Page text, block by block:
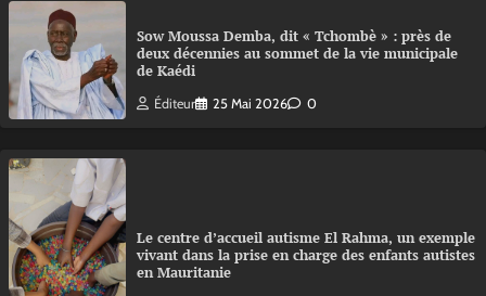
Sow Moussa Demba, dit « Tchombè » : près de
deux décennies au sommet de la vie municipale
de Kaédi
Éditeur 25 Mai 2026 0
Le centre d’accueil autisme El Rahma, un exemple
vivant dans la prise en charge des enfants autistes
en Mauritanie